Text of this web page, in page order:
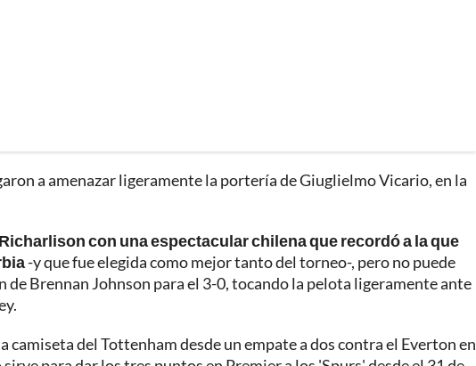
a amenazar ligeramente la portería de Giuglielmo Vicario, en la
con una espectacular chilena que recordó a la que
-y que fue elegida como mejor tanto del torneo-, pero no puede
Brennan Johnson para el 3-0, tocando la pelota ligeramente ante
camiseta del Tottenham desde un empate a dos contra el Everton en